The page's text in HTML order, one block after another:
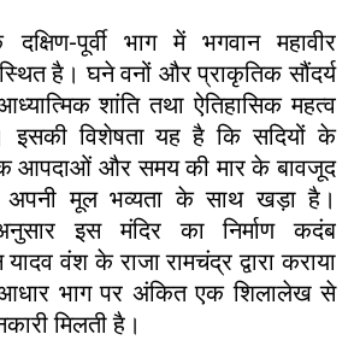
पूर्वी भाग में भगवान महावीर
है। घने वनों और प्राकृतिक सौंदर्य
शांति तथा ऐतिहासिक महत्व
इसकी विशेषता यह है कि सदियों के
आपदाओं और समय की मार के बावजूद
मूल भव्यता के साथ खड़ा है।
इस मंदिर का निर्माण कदंब
वंश के राजा रामचंद्र द्वारा कराया
भाग पर अंकित एक शिलालेख से
मिलती है।